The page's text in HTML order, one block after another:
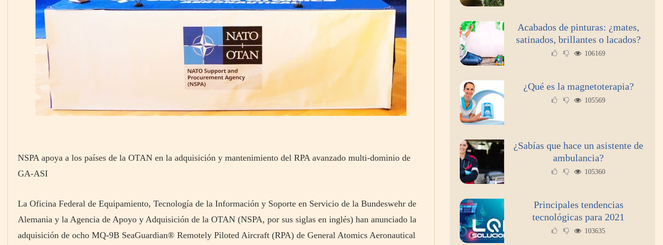
NSPA apoya a los países de la OTAN en la adquisición y mantenimiento del RPA avanzado multi-dominio de
GA-ASI
La Oficina Federal de Equipamiento, Tecnología de la Información y Soporte en Servicio de la Bundeswehr de
Alemania y la Agencia de Apoyo y Adquisición de la OTAN (NSPA, por sus siglas en inglés) han anunciado la
adquisición de ocho MQ-9B SeaGuardian® Remotely Piloted Aircraft (RPA) de General Atomics Aeronautical
Acabados de pinturas: ¿mates,
satinados, brillantes o lacados?
106169
¿Qué es la magnetoterapia?
105569
¿Sabías que hace un asistente de
ambulancia?
105360
Principales tendencias
tecnológicas para 2021
103635